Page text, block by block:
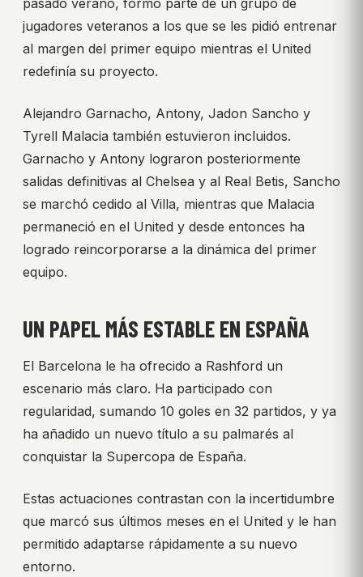
pasado verano, formó parte de un grupo de
jugadores veteranos a los que se les pidió entrenar
al margen del primer equipo mientras el United
redefinía su proyecto.
Alejandro Garnacho, Antony, Jadon Sancho y
Tyrell Malacia también estuvieron incluidos.
Garnacho y Antony lograron posteriormente
salidas definitivas al Chelsea y al Real Betis, Sancho
se marchó cedido al Villa, mientras que Malacia
permaneció en el United y desde entonces ha
logrado reincorporarse a la dinámica del primer
equipo.
UN PAPEL MÁS ESTABLE EN ESPAÑA
El Barcelona le ha ofrecido a Rashford un
escenario más claro. Ha participado con
regularidad, sumando 10 goles en 32 partidos, y ya
ha añadido un nuevo título a su palmarés al
conquistar la Supercopa de España.
Estas actuaciones contrastan con la incertidumbre
que marcó sus últimos meses en el United y le han
permitido adaptarse rápidamente a su nuevo
entorno.